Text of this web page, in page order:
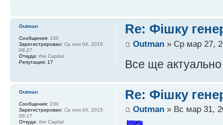
Re: Фішку
Outman» Ср мар 27,
Все ще
Outman
Сообщения: 230
Зарегистрирован: Ср ноя 04, 2015
09:27
Откуда: the Capital
Репутация: 17
Re: Фішку
Outman» Вс мар 31,
Outman
Сообщения: 230
Зарегистрирован: Ср ноя 04, 2015
09:27
Откуда: the Capital